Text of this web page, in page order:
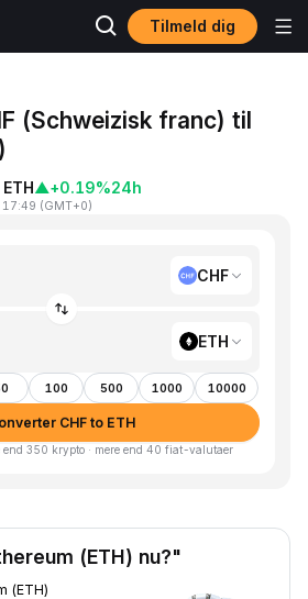
Tilmeld dig
(Schweizisk franc) til
▲+0.19%24h
(GMT+0)
CHF
ETH
100 500 1000 10000
CHF to ETH
end 350 krypto · mere end 40 fiat-valutaer
(ETH) nu?"
(ETH)